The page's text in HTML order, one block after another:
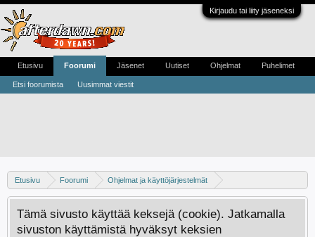
Kirjaudu tai liity jäseneksi
Etusivu Foorumi
Ohjelmat ja käyttöjärjestelmät
WLAN ja lähiverkot
Tämä sivusto käyttää keksejä (cookie). Jatkamalla
sivuston käyttämistä hyväksyt keksien
Etusivu Foorumi
Etsi foorumista Uusimmat viestit
Jäsenet Uutiset Ohjelmat Puhelimet